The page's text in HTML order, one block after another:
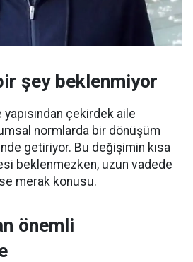
şey beklenmiyor
çekirdek aile
normlarda bir dönüşüm
getiriyor. Bu değişimin kısa
beklenmezken, uzun vadede
merak konusu.
önemli